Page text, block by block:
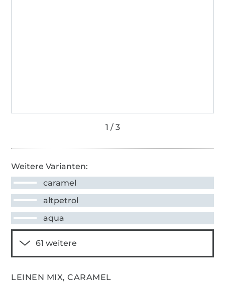
Weitere Varianten:
caramel
altpetrol
aqua
LEINEN MIX, CARAMEL